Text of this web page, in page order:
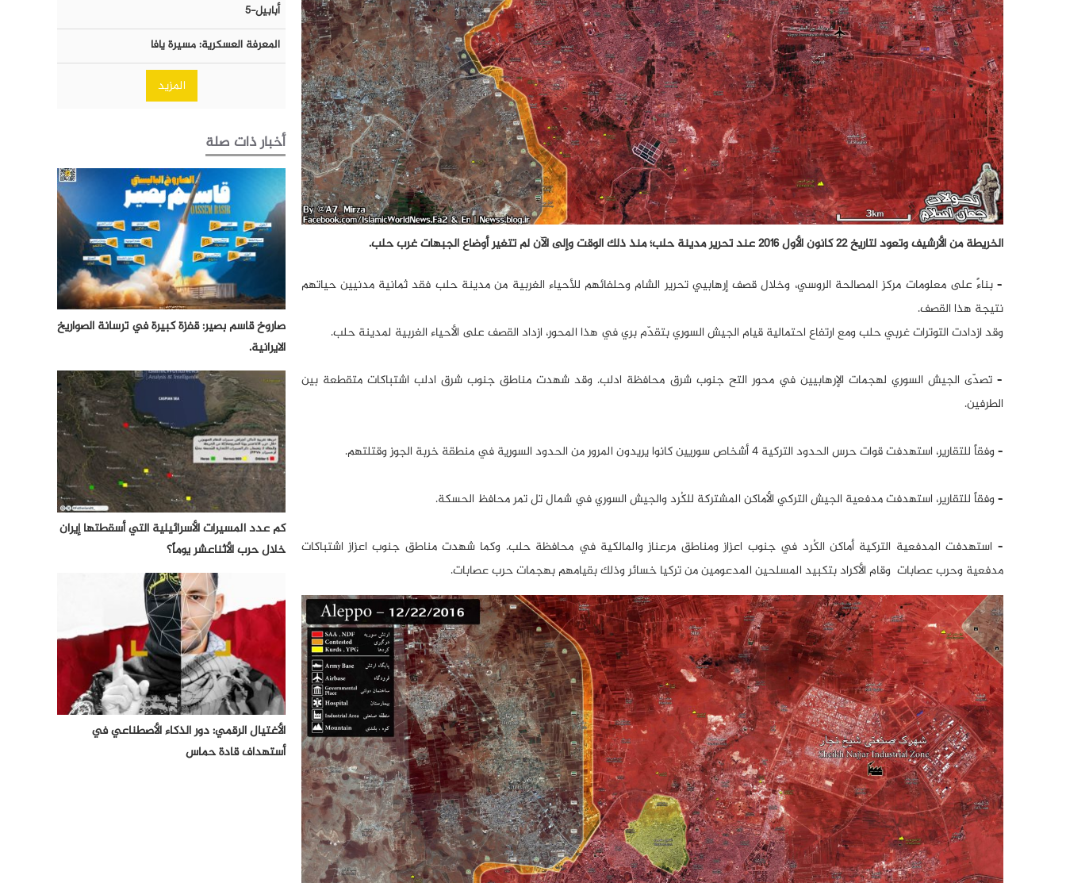
الخريطة من الأرشيف وتعود لتاريخ 22 كانون الأول 2016 عند تحرير مدينة حلب؛ منذ ذلك الوقت وإلى الآن لم تتغير أوضاع الجبهات غرب حلب.
– بناءً على معلومات مركز المصالحة الروسي، وخلال قصف إرهابيي تحرير الشام وحلفائهم للأحياء الغربية من مدينة حلب فقد ثمانية مدنيين حياتهم
نتيجة هذا القصف.
وقد ازدادت التوترات غربي حلب ومع ارتفاع احتمالية قيام الجيش السوري بتقدّم بري في هذا المحور، ازداد القصف على الأحياء الغربية لمدينة حلب.
– تصدّى الجيش السوري لهجمات الإرهابيين في محور التح جنوب شرق محافظة ادلب. وقد شهدت مناطق جنوب شرق ادلب اشتباكات متقطعة بين
الطرفين.
– وفقاً للتقارير، استهدفت قوات حرس الحدود التركية 4 أشخاص سوريين كانوا يريدون المرور من الحدود السورية في منطقة خربة الجوز وقتلتهم.
– وفقاً للتقارير، استهدفت مدفعية الجيش التركي الأماكن المشتركة للكُرد والجيش السوري في شمال تل تمر محافظ الحسكة.
– استهدفت المدفعية التركية أماكن الكُرد في جنوب اعزاز ومناطق مرعناز والمالكية في محافظة حلب. وكما شهدت مناطق جنوب اعزاز اشتباكات
مدفعية وحرب عصابات وقام الأكراد بتكبيد المسلحين المدعومين من تركيا خسائر وذلك بقيامهم بهجمات حرب عصابات.
أبابيل-٥
المعرفة العسكرية: مسيرة يافا
المزيد
أخبار ذات صلة
صاروخ قاسم بصير: قفزة كبيرة في ترسانة الصواريخ
الايرانية.
كم عدد المسيرات الأسرائيلية التي أسقطتها إيران
خلال حرب الأثناعشر يوماً؟
الأغتيال الرقمي: دور الذكاء الأصطناعي في
أستهداف قادة حماس